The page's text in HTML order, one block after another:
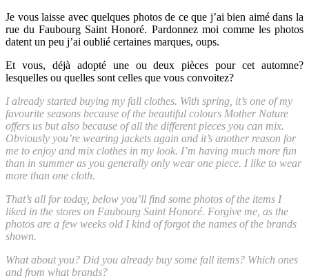
Je vous laisse avec quelques photos de ce que j’ai bien aimé dans la
rue du Faubourg Saint Honoré. Pardonnez moi comme les photos
datent un peu j’ai oublié certaines marques, oups.
Et vous, déjà adopté une ou deux pièces pour cet automne?
lesquelles ou quelles sont celles que vous convoitez?
I already started buying my fall clothes. With spring, it’s one of my
favourite seasons because of the beautiful colours Mother Nature
offers us but also because of all the different pieces you can mix.
Obviously you’re wearing jackets again and it’s another reason for
me to enjoy and mix clothes in my look. I’m having much more fun
than in summer as you generally only wear one piece. I like to wear
more than one cloth.
That’s all for today, below you’ll find some photos of the items I
liked in the stores on Faubourg Saint Honoré. Forgive me, as the
photos are a few weeks old I kind of forgot the names of the brands
shown.
What about you? Did you already buy some fall items? Which ones
and from what brands?